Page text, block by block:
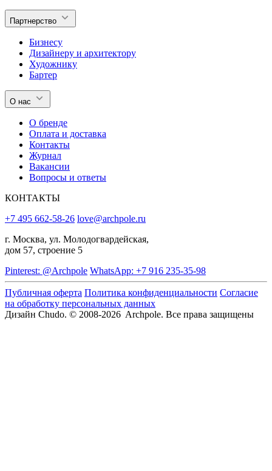
Партнерство
Бизнесу
Дизайнеру и архитектору
Художнику
Бартер
О нас
О бренде
Оплата и доставка
Контакты
Журнал
Вакансии
Вопросы и ответы
КОНТАКТЫ
+7 495 662-58-26 love@archpole.ru
г. Москва, ул. Молодогвардейская,
дом 57, строение 5
Pinterest: @Archpole WhatsApp: +7 916 235-35-98
Публичная оферта Политика конфиденциальности Согласие
на обработку персональных данных
Дизайн Chudo. © 2008-2026 Archpole. Все права защищены